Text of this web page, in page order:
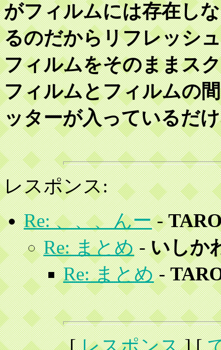
がフィルムには存在し
るのだからリフレッシ
フィルムをそのままス
フィルムとフィルムの
ッターが入っているだ
レスポンス:
Re: 、、、んー-
Re: まとめ-いしか
Re: まとめ-